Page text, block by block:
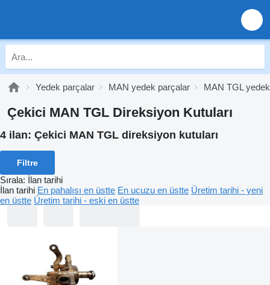
Yedek parçalar MAN yedek parçalar MAN TGL
Çekici MAN TGL Direksiyon Kutuları
4 ilan: Çekici MAN TGL direksiyon kutuları
Filtre
Sırala: İlan tarihi
İlan tarihi En pahalısı en üstte En ucuzu en üstte Üretim tarihi - yeni
en üstte Üretim tarihi - eski en üstte